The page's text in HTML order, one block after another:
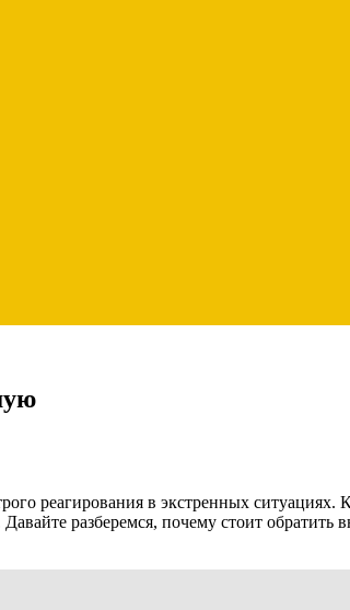
реагирования в экстренных
разберемся, почему стоит